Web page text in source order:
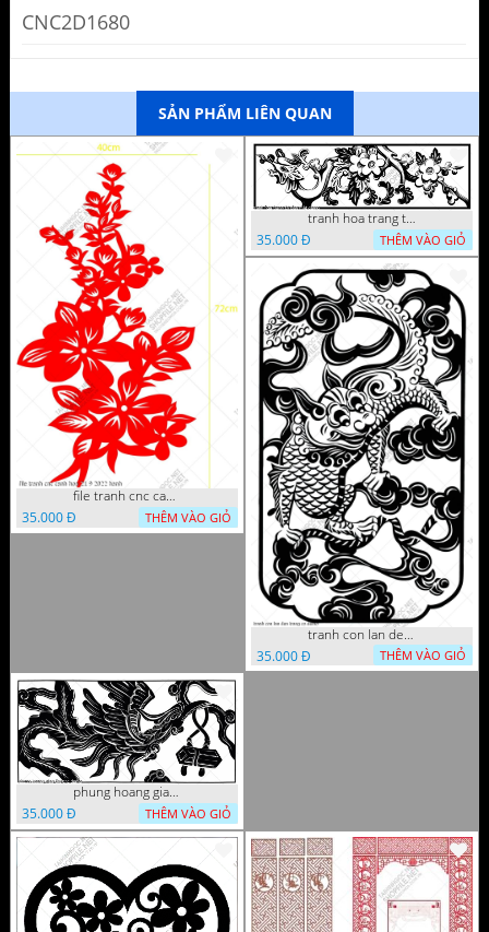
CNC2D1680
SẢN PHẨM LIÊN QUAN
file tranh cnc canh hoa 21 9 2022 hanh
35.000 Đ
THÊM VÀO GIỎ
tranh hoa trang tri dep mat
35.000 Đ
THÊM VÀO GIỎ
tranh con lan den trang co
35.000 Đ
THÊM VÀO GIỎ
phung hoang giao thu cnc
35.000 Đ
THÊM VÀO GIỎ